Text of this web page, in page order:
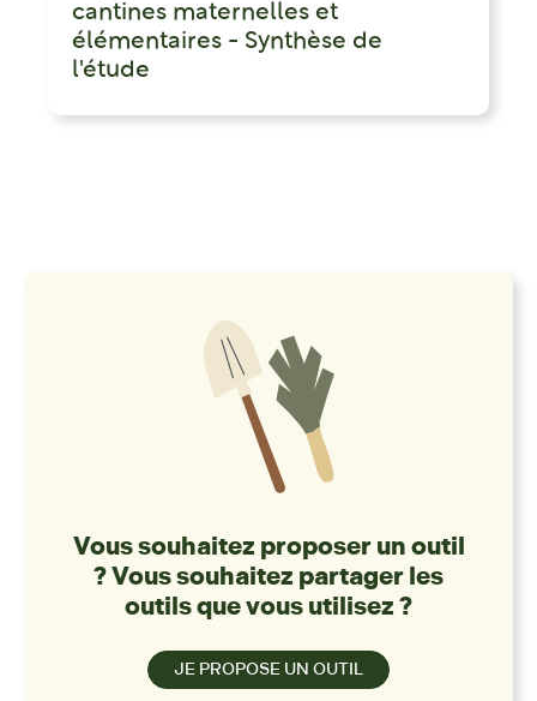
cantines maternelles et
élémentaires - Synthèse de
l'étude
Vous souhaitez proposer un outil
? Vous souhaitez partager les
outils que vous utilisez ?
JE PROPOSE UN OUTIL